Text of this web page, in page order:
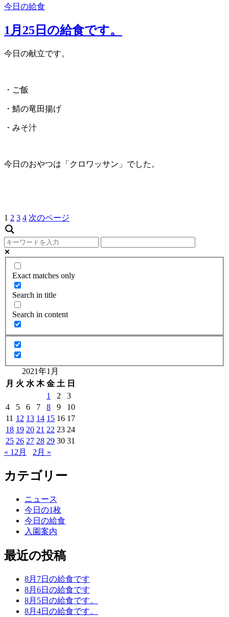
今日の給食
1月25日の給食です。
今日の献立です。
・ご飯
・鯖の竜田揚げ
・みそ汁
今日のおやつは「クロワッサン」でした。
1 2 3 4 次のページ
Exact matches only
Search in title
Search in content
2021年1月
月 火 水 木 金 土 日
1
2
3
4
5 6 7 8 9
10
11 12 13 14 15 16 17
18 19 20 21 22 23 24
25 26 27 28 29 30 31
« 12月
2月 »
カテゴリー
ニュース
今日の1枚
今日の給食
入園案内
最近の投稿
8月7日の給食です
8月6日の給食です
8月5日の給食です。
8月4日の給食です。